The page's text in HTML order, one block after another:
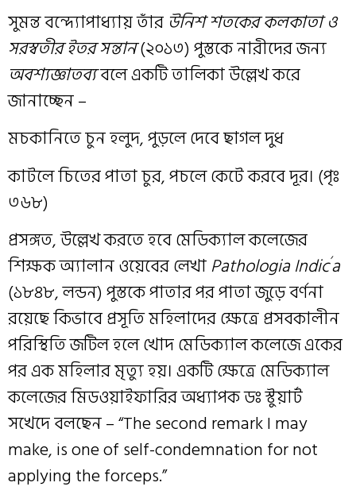
সুমন্ত বন্দ্যোপাধ্যায় তাঁর উনিশ শতকের কলকাতা ও
সরস্বতীর ইতর সন্তান(২০১৩) পুস্তকে নারীদের জন্য
অবশ্যজ্ঞাতব্যবলে একটি তালিকা উল্লেখ করে
জানাচ্ছেন –
মচকানিতে চুন হলুদ, পুড়লে দেবে ছাগল দুধ
কাটলে চিতের পাতা চুর, পচলে কেটে করবে দূর। (পৃঃ
৩৬৮)
প্রসঙ্গত, উল্লেখ করতে হবে মেডিক্যাল কলেজের
শিক্ষক অ্যালান ওয়েবের লেখাPathologia Indic’a
(১৮৪৮, লন্ডন) পুস্তকে পাতার পর পাতা জুড়ে বর্ণনা
রয়েছে কিভাবে প্রসূতি মহিলাদের ক্ষেত্রে প্রসবকালীন
পরিস্থিতি জটিল হলে খোদ মেডিক্যাল কলেজে একের
পর এক মহিলার মৃত্যু হয়। একটি ক্ষেত্রে মেডিক্যাল
কলেজের মিডওয়াইফারির অধ্যাপক ডঃ স্টুয়ার্ট
সখেদে বলছেন – “The second remark I may
make, is one of self-condemnation for not
applying the forceps.”